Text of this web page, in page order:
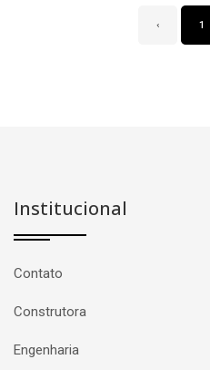
‹ 1
Institucional
Contato
Construtora
Engenharia